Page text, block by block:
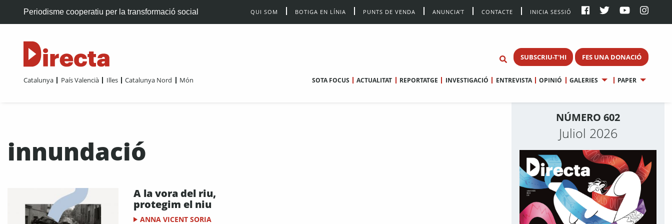
Periodisme cooperatiu per la transformació social QUI SOM BOTIGA EN LÍNIA PUNTS DE VENDA ANUNCIA’T CONTACTE INICIA SESSIÓ
SUBSCRIU-T'HI FES UNA DONACIÓ
Catalunya País Valencià Illes Catalunya Nord Món SOTA FOCUS ACTUALITAT REPORTATGE INVESTIGACIÓ ENTREVISTA OPINIÓ GALERIES PAPER
innundació
A la vora del riu,
protegim el niu
ANNA VICENT SORIA
NÚMERO 602
Juliol 2026